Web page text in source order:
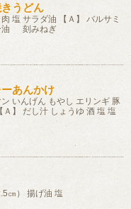
うどん
塩 サラダ油 【Ａ】 バルサミ
油 刻みねぎ
あんかけ
いんげん もやし エリンギ 豚
】 だし汁 しょうゆ 酒 塩 塩
㎝） 揚げ油 塩